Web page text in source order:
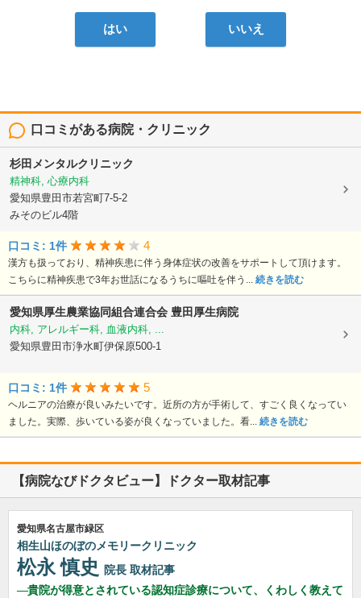
はい いいえ
口コミがある病院・クリニック
杉田メンタルクリニック
精神科, 心療内科
愛知県豊田市若宮町7-5-2
みそのビル4階
口コミ: 1件 4
漢方も扱っており、精神疾患に伴う身体症状の改善をサポートして頂けます。
こちらに精神疾患で3年お世話になるうちに嘔吐を伴う... 続きを読む
愛知県厚生農業協同組合連合会 豊田厚生病院
内科, アレルギー科, 血液内科, ...
愛知県豊田市浄水町伊保原500-1
口コミ: 1件 5
ヘルニアの治療が良いみたいです。近所の方が手術して、すごく良くなってい
ました。実際、歩いている姿が良くなっていました。看... 続きを読む
【病院なびドクタビュー】ドクター取材記事
愛知県名古屋市緑区
相生山ほのぼのメモリークリニック
松永 慎史 院長 取材記事
貴院が得意とされている認知症診療について、くわしく教えて